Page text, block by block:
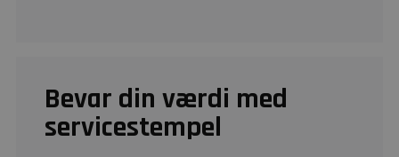
Bevar din værdi med
servicestempel